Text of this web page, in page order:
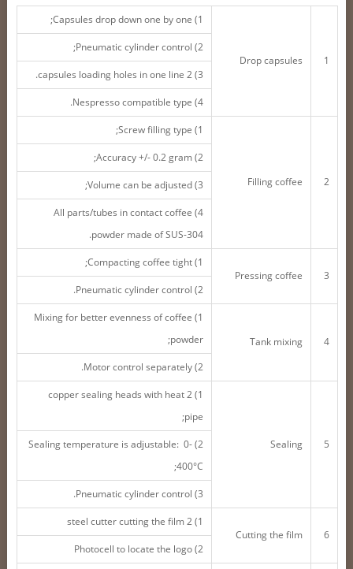
1
Drop capsules
1) Capsules drop down one by one;
2) Pneumatic cylinder control;
3) 2 capsules loading holes in one line.
4) Nespresso compatible type.
2
Filling coffee
1) Screw filling type;
2) Accuracy +/- 0.2 gram;
3) Volume can be adjusted;
4) All parts/tubes in contact coffee
powder made of SUS-304.
3
Pressing coffee
1) Compacting coffee tight;
2) Pneumatic cylinder control.
4
Tank mixing
1) Mixing for better evenness of coffee
powder;
2) Motor control separately.
5
Sealing
1) 2 copper sealing heads with heat
pipe;
2) Sealing temperature is adjustable: 0-
400°C;
3) Pneumatic cylinder control.
6
Cutting the film
1) 2 steel cutter cutting the film
2) Photocell to locate the logo